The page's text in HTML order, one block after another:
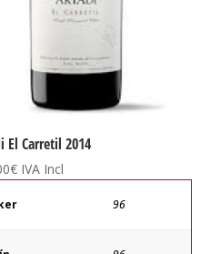
El Carretil 2014
€ IVA Incl
96